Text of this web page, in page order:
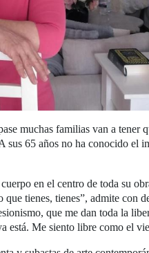
muchas familias van a tener
65 años no ha conocido el
en el centro de toda su
tienes, tienes”, admite
que me dan toda la
está. Me siento libre como el